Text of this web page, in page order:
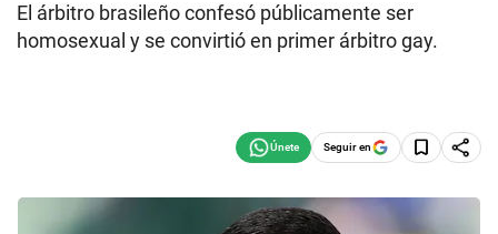
El árbitro brasileño confesó públicamente ser
homosexual y se convirtió en primer árbitro gay.
Seguir en